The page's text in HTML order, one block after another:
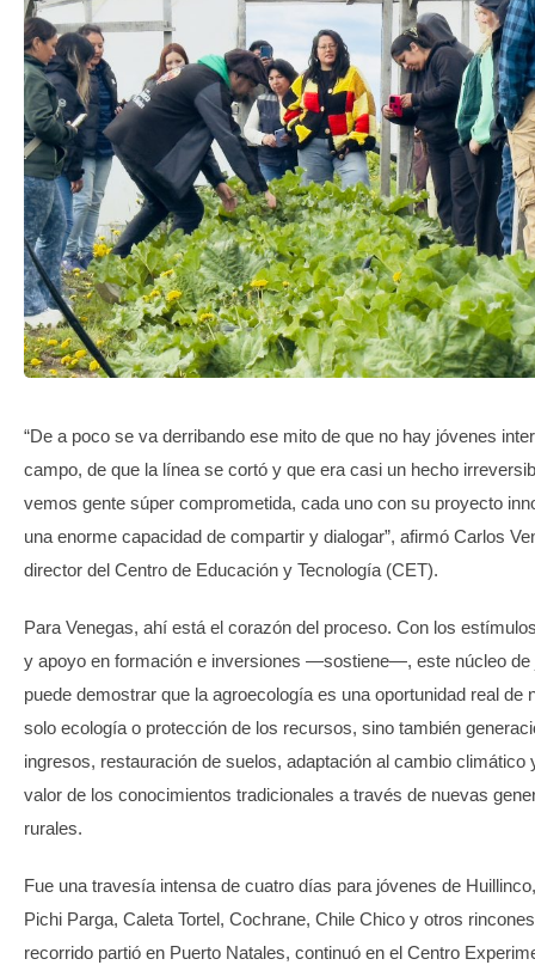
GALERIA DE FOTOS
APP MÓVIL
TRANSPARENCIA
“De a poco se va derribando ese mito de que no hay jóvenes
campo, de que la línea se cortó y que era casi un hecho
vemos gente súper comprometida, cada uno con su proyecto
una enorme capacidad de compartir y dialogar”, afirmó Carlos
director del Centro de Educación y Tecnología (CET).
Para Venegas, ahí está el corazón del proceso. Con los
y apoyo en formación e inversiones —sostiene—, este núcleo de
puede demostrar que la agroecología es una oportunidad real de
solo ecología o protección de los recursos, sino también
ingresos, restauración de suelos, adaptación al cambio climático
valor de los conocimientos tradicionales a través de nuevas
rurales.
Fue una travesía intensa de cuatro días para jóvenes de
Pichi Parga, Caleta Tortel, Cochrane, Chile Chico y otros
recorrido partió en Puerto Natales, continuó en el Centro